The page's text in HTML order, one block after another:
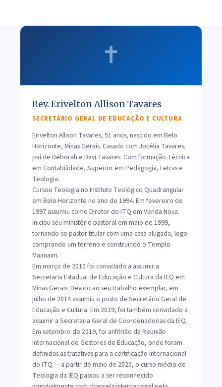
✝️
Rev. Erivelton Allison Tavares
SECRETÁRIO GERAL DE EDUCAÇÃO E CULTURA
Erivelton Allison Tavares, 51 anos, nascido em Belo
Horizonte, Minas Gerais. Casado com Jocélia Tavares,
pai de Déborah e Davi Tavares. Com formação Técnica
em Contabilidade, Superior em Pedagogia, Letras e
Teologia.
Cursou Teologia no Instituto Teológico Quadrangular
em Belo Horizonte no ano de 1994. Em fevereiro de
1997 assumiu como Diretor do ITQ em Venda Nova.
Iniciou seu ministério pastoral em maio de 1999,
tornando-se pastor titular com uma casa alugada, logo
comprando um terreno e construindo o Templo
Maanaim.
Em março de 2010 foi convidado a assumir a
Secretaria Estadual de Educação e Cultura da IEQ em
Minas Gerais. Devido ao seu trabalho exemplar, em
julho de 2014 assumiu o posto de Secretário Geral de
Educação e Cultura. Em 2019, foi também convidado a
assumir a Secretaria Geral de Coordenadorias da IEQ.
Em setembro de 2019, foi anfitrião da Reunião
Internacional de Gestores de Educação, onde foram
definidas as tratativas para a certificação internacional
do ITQ — a partir de maio de 2020, o curso médio de
Teologia da IEQ passou a ser reconhecido